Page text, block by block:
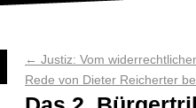
← Justiz: Vom
Rede von Dieter Reicherter